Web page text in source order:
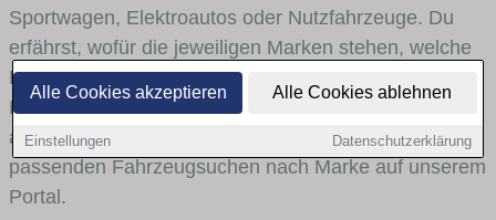
Alle Cookies akzeptieren Alle Cookies ablehnen
Einstellungen Datenschutzerklärung
Sportwagen, Elektroautos oder Nutzfahrzeuge. Du
erfährst, wofür die jeweiligen Marken stehen, welche
Fahrzeugklassen sie abdecken und wie sich die
Modellwelten unterscheiden. Von den Markenportraits
aus gelangst du mit internen Links bequem zu den
passenden Fahrzeugsuchen nach Marke auf unserem
Portal.